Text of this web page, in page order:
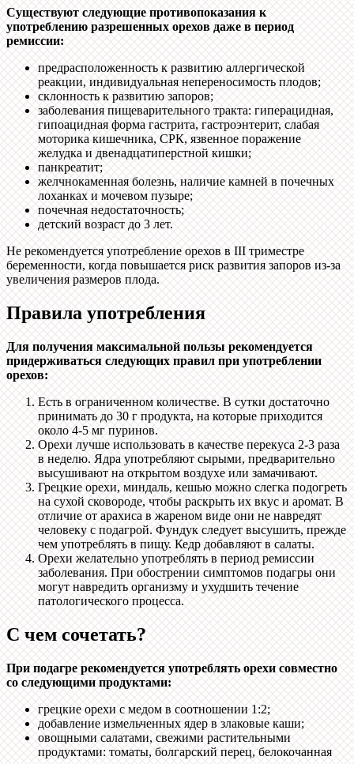
Существуют следующие противопоказания к
употреблению разрешенных орехов даже в период
ремиссии:
предрасположенность к развитию аллергической
реакции, индивидуальная непереносимость плодов;
склонность к развитию запоров;
заболевания пищеварительного тракта: гиперацидная,
гипоацидная форма гастрита, гастроэнтерит, слабая
моторика кишечника, СРК, язвенное поражение
желудка и двенадцатиперстной кишки;
панкреатит;
желчнокаменная болезнь, наличие камней в почечных
лоханках и мочевом пузыре;
почечная недостаточность;
детский возраст до 3 лет.
Не рекомендуется употребление орехов в III триместре
беременности, когда повышается риск развития запоров из-за
увеличения размеров плода.
Правила употребления
Для получения максимальной пользы рекомендуется
придерживаться следующих правил при употреблении
орехов:
Есть в ограниченном количестве. В сутки достаточно
принимать до 30 г продукта, на которые приходится
около 4-5 мг пуринов.
Орехи лучше использовать в качестве перекуса 2-3 раза
в неделю. Ядра употребляют сырыми, предварительно
высушивают на открытом воздухе или замачивают.
Грецкие орехи, миндаль, кешью можно слегка подогреть
на сухой сковороде, чтобы раскрыть их вкус и аромат. В
отличие от арахиса в жареном виде они не навредят
человеку с подагрой. Фундук следует высушить, прежде
чем употреблять в пищу. Кедр добавляют в салаты.
Орехи желательно употреблять в период ремиссии
заболевания. При обострении симптомов подагры они
могут навредить организму и ухудшить течение
патологического процесса.
С чем сочетать?
При подагре рекомендуется употреблять орехи совместно
со следующими продуктами:
грецкие орехи с медом в соотношении 1:2;
добавление измельченных ядер в злаковые каши;
овощными салатами, свежими растительными
продуктами: томаты, болгарский перец, белокочанная